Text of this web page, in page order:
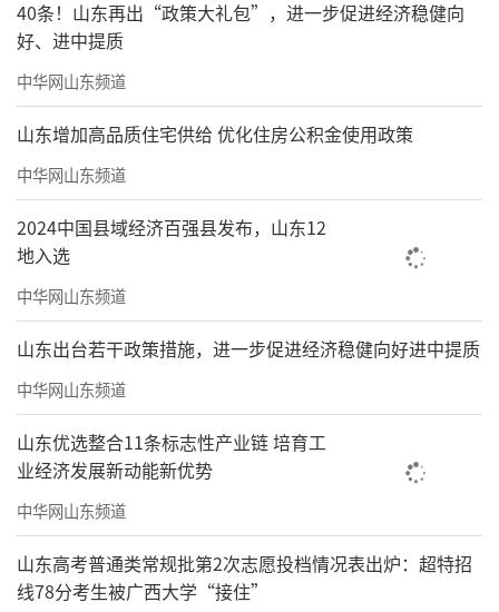
40条！山东再出“政策大礼包”，进一步促进经济稳健向
好、进中提质
中华网山东频道
山东增加高品质住宅供给 优化住房公积金使用政策
中华网山东频道
2024中国县域经济百强县发布，山东12
地入选
中华网山东频道
山东出台若干政策措施，进一步促进经济稳健向好进中提质
中华网山东频道
山东优选整合11条标志性产业链 培育工
业经济发展新动能新优势
中华网山东频道
山东高考普通类常规批第2次志愿投档情况表出炉：超特招
线78分考生被广西大学“接住”